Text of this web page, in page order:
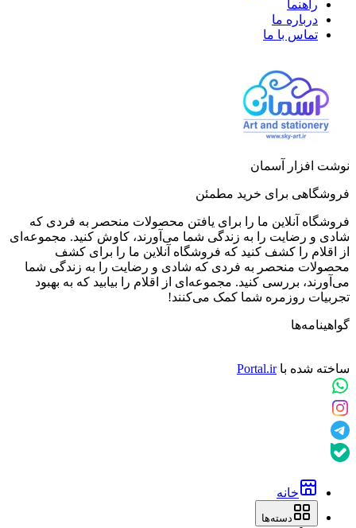
راهنما
درباره ما
تماس با ما
نوشت افزار آسمان
فروشگاهی برای خرید مطمئن
فروشگاه آنلاین ما را برای یافتن محصولات منحصر به فردی که
شادی و رضایت را به زندگی شما می‌آورند، کاوش کنید. مجموعه‌ای
از اقلام را کشف کنید که فروشگاه آنلاین ما را برای کشف
محصولات منحصر به فردی که شادی و رضایت را به زندگی شما
می‌آورند، بررسی کنید. مجموعه‌ای از اقلام را بیابید که به بهبود
تجربیات روزمره شما کمک می‌کنند!
گواهینامه‌ها
ساخته شده باPortal.ir
خانه
دسته‌ها